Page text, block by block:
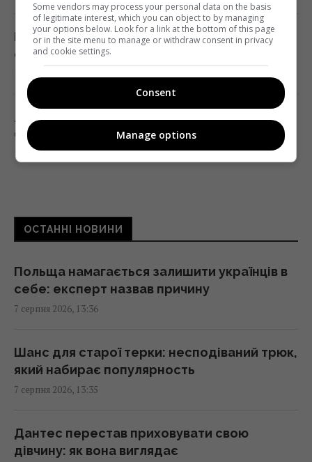
В Україні стрімко дорожчає оренда: Київ
серед лідерів
Люди постійно перебивають інших не
через грубість: причини набагато глибші
13:31 п'ятниця, 07 серпня 2026
найнадійніший смартфон 2026 року
13:30 п'ятниця, 07 серпня 2026
Згідно з фен-шуй, ці помилки в спальні
заважають відпочинку: як покращити сон
13:30 п'ятниця, 07 серпня 2026
Що означає білий наліт на сливах:
експерти пояснили, для чого він потрібен
13:21 п'ятниця, 07 серпня 2026
Безкоштовно без черг: у яких аеропортах
Європи можна швидше пройти контроль
ОСТАННІ НОВИНИ
Польща намагається залишити українців в
себе: експерт назвав причину
7 серпня 2026, 13:36
Шанс для старої терки: несподіваний трюк,
який набирає популярность
7 серпня 2026, 13:35
Дантес перестав приховувати свою
дівчину: як вона виглядає
Some vendors may process your personal data on the basis
of legitimate interest, which you can object to by managing
your options below. Look for a link at the bottom of this page
or in the site menu to manage or withdraw consent in privacy
and cookie settings.
Consent
Manage options